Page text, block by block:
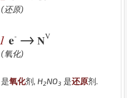
(还原)
1 e- → NV
(氧化)
是氧化剂, H2NO3 是还原剂.